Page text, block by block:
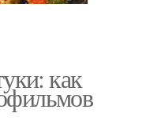
как